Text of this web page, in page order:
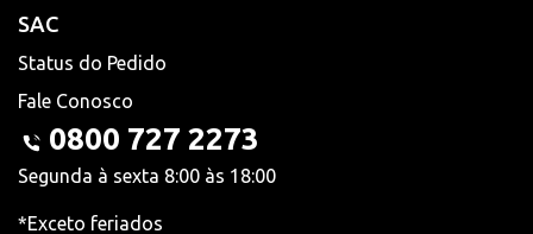
SAC
Status do Pedido
Fale Conosco
0800 727 2273
Segunda à sexta 8:00 às 18:00
*Exceto feriados